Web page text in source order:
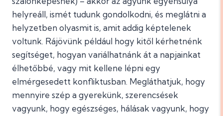
helyreáll, ismét tudunk gondolkodni, és meglátni a
helyzetben olyasmit is, amit addig képtelenek
voltunk. Rájövünk például hogy kitől kérhetnénk
segítséget, hogyan variálhatnánk át a napjainkat
élhetőbbé, vagy mit kellene lépni egy
elmérgesedett konfliktusban. Megláthatjuk, hogy
mennyire szép a gyerekünk, szerencsések
vagyunk, hogy egészséges, hálásak vagyunk, hogy